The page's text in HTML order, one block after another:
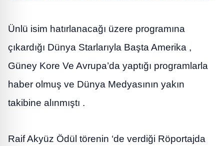
Ünlü isim hatırlanacağı üzere programına
çıkardığı Dünya Starlarıyla Başta Amerika ,
Güney Kore Ve Avrupa’da yaptığı programlarla
haber olmuş ve Dünya Medyasının yakın
takibine alınmıştı .
Raif Akyüz Ödül törenin ‘de verdiği Röportajda